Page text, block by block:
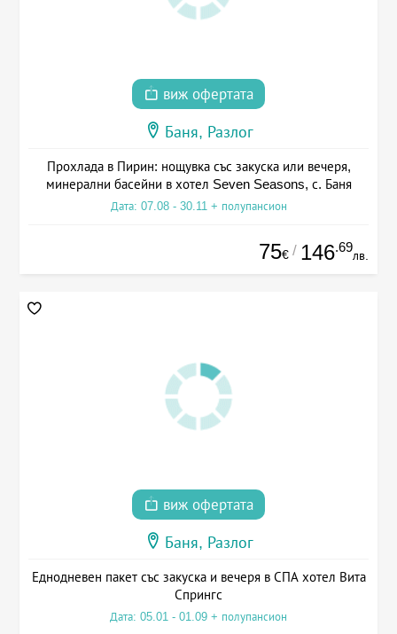
виж офертата
Баня, Разлог
Прохлада в Пирин: нощувка със закуска или вечеря,
минерални басейни в хотел Seven Seasons, с. Баня
Дата: 07.08 - 30.11 + полупансион
75€ / 146.69
лв.
виж офертата
Баня, Разлог
Еднодневен пакет със закуска и вечеря в СПА хотел Вита
Спрингс
Дата: 05.01 - 01.09 + полупансион